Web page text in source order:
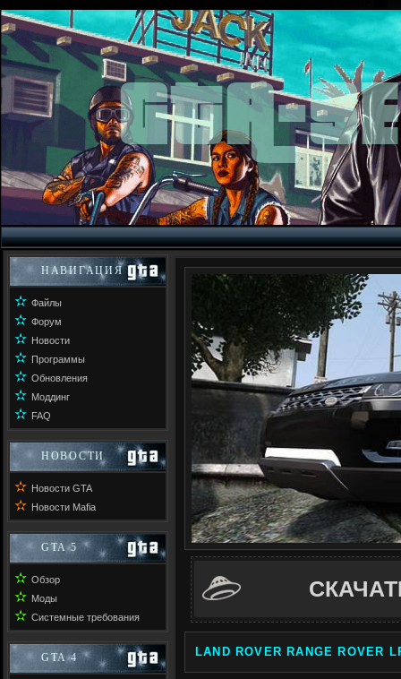
НАВИГАЦИЯ
✫ Файлы
✫ Форум
✫ Новости
✫ Программы
✫ Обновления
✫ Моддинг
✫ FAQ
НОВОСТИ
✫ Новости GTA
✫ Новости Mafia
GTA 5
✫ Обзор
✫ Моды
✫ Системные требования
GTA 4 LAND ROVER RANGE ROVER